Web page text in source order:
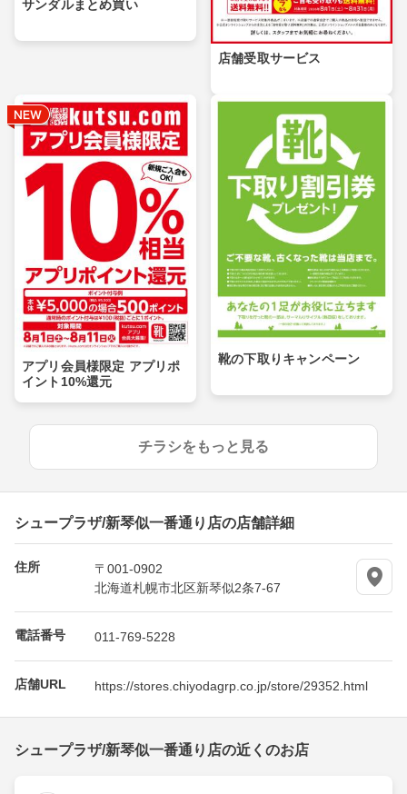
サンダルまとめ買い
店舗受取サービス
アプリ会員様限定 アプリポ
イント10%還元
靴の下取りキャンペーン
チラシをもっと見る
シュープラザ/新琴似一番通り店の店舗詳細
住所
〒001-0902
北海道札幌市北区新琴似2条7-67
電話番号 011-769-5228
店舗URL https://stores.chiyodagrp.co.jp/store/29352.html
シュープラザ/新琴似一番通り店の近くのお店